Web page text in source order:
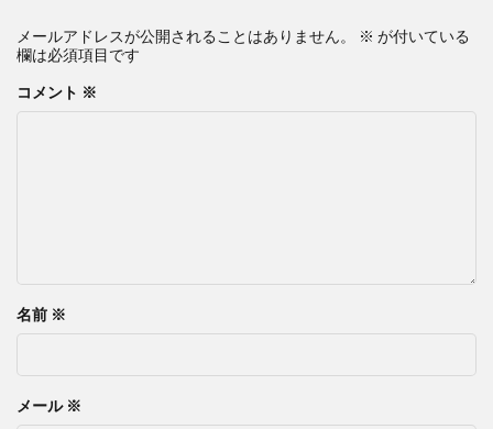
メールアドレスが公開されることはありません。 ※ が付いている
欄は必須項目です
コメント ※
名前 ※
メール ※